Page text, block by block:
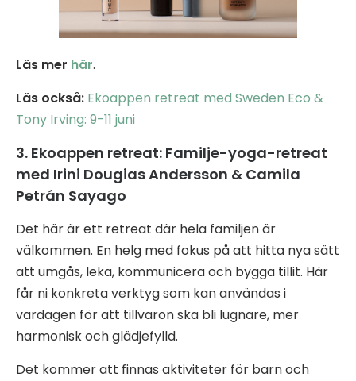
Läs mer här.
Läs också: Ekoappen retreat med Sweden Eco &
Tony Irving: 9-11 juni
3. Ekoappen retreat: Familje-yoga-retreat
med Irini Dougias Andersson & Camila
Petrán Sayago
Det här är ett retreat där hela familjen är
välkommen. En helg med fokus på att hitta nya sätt
att umgås, leka, kommunicera och bygga tillit. Här
får ni konkreta verktyg som kan användas i
vardagen för att tillvaron ska bli lugnare, mer
harmonisk och glädjefylld.
Det kommer att finnas aktiviteter för barn och